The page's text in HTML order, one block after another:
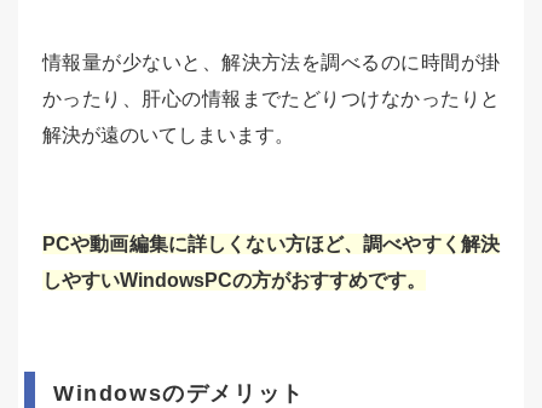
情報量が少ないと、解決方法を調べるのに時間が掛
かったり、肝心の情報までたどりつけなかったりと
解決が遠のいてしまいます。
PCや動画編集に詳しくない方ほど、調べやすく解決
しやすいWindowsPCの方がおすすめです。
Windowsのデメリット